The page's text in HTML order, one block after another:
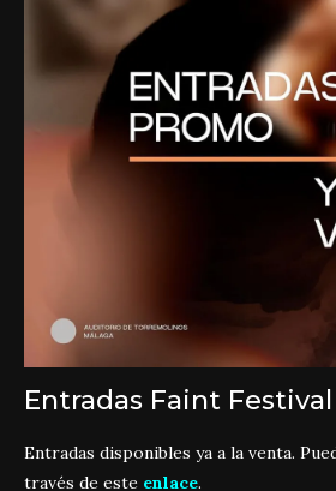
Entradas Faint Festival
Entradas disponibles ya a la venta.
través de este enlace.